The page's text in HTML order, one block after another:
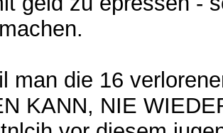
man die 16
KANN, NIE